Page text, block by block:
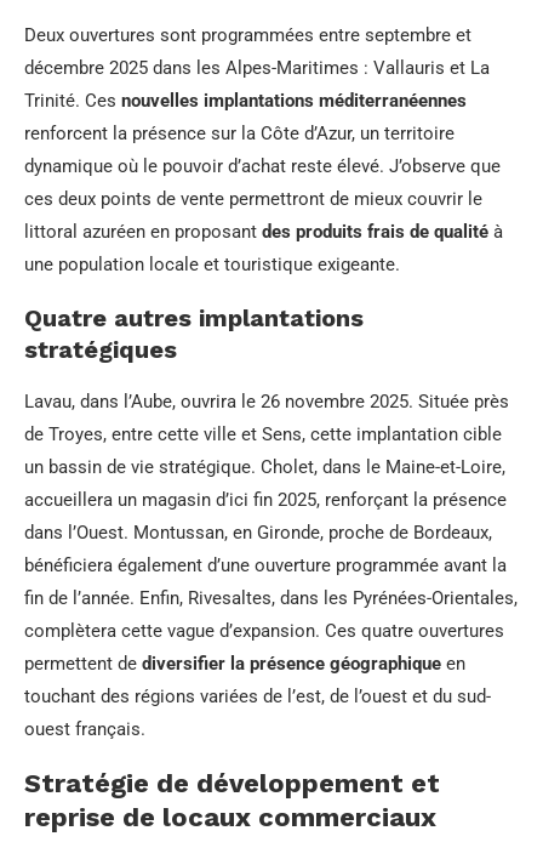
Deux ouvertures sont programmées entre septembre et
décembre 2025 dans les Alpes-Maritimes : Vallauris et La
Trinité. Ces nouvelles implantations méditerranéennes
renforcent la présence sur la Côte d’Azur, un territoire
dynamique où le pouvoir d’achat reste élevé. J’observe que
ces deux points de vente permettront de mieux couvrir le
littoral azuréen en proposant des produits frais de qualité à
une population locale et touristique exigeante.
Quatre autres implantations
stratégiques
Lavau, dans l’Aube, ouvrira le 26 novembre 2025. Située près
de Troyes, entre cette ville et Sens, cette implantation cible
un bassin de vie stratégique. Cholet, dans le Maine-et-Loire,
accueillera un magasin d’ici fin 2025, renforçant la présence
dans l’Ouest. Montussan, en Gironde, proche de Bordeaux,
bénéficiera également d’une ouverture programmée avant la
fin de l’année. Enfin, Rivesaltes, dans les Pyrénées-Orientales,
complètera cette vague d’expansion. Ces quatre ouvertures
permettent de diversifier la présence géographique en
touchant des régions variées de l’est, de l’ouest et du sud-
ouest français.
Stratégie de développement et
reprise de locaux commerciaux